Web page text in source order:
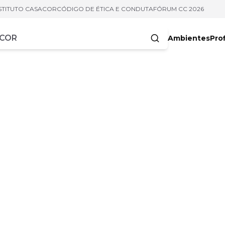
CASACORCÓDIGO DE ÉTICA E CONDUTAFÓRUM CC 2026
Ambientes